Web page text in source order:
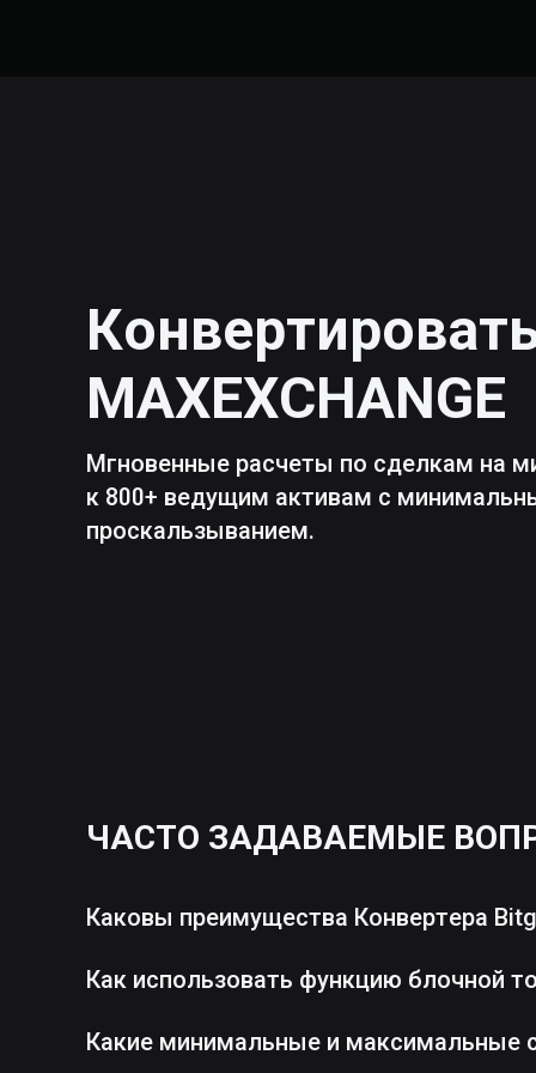
MAXEXCHANGE
Мгновенные расчеты по сделкам на
к 800+ ведущим активам с
проскальзыванием.
ЧАСТО ЗАДАВАЕМЫЕ
Каковы преимущества Конвертера
Как использовать функцию блочной
Какие минимальные и максимальные